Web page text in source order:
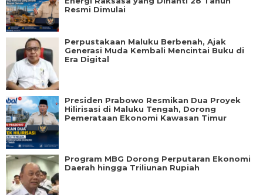
Resmi Dimulai
Perpustakaan Maluku Berbenah, Ajak
Generasi Muda Kembali Mencintai Buku di
Era Digital
Presiden Prabowo Resmikan Dua Proyek
Hilirisasi di Maluku Tengah, Dorong
Pemerataan Ekonomi Kawasan Timur
Program MBG Dorong Perputaran Ekonomi
Daerah hingga Triliunan Rupiah